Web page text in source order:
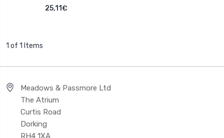
25,11€
1 of 1 Items
Meadows & Passmore Ltd
The Atrium
Curtis Road
Dorking